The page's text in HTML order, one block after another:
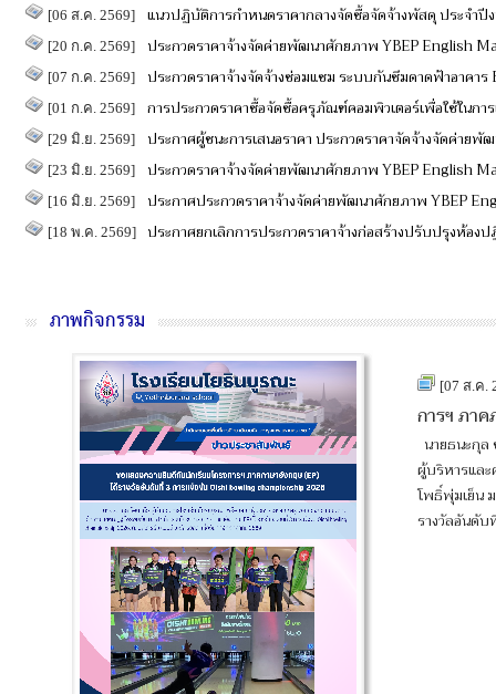
[06 ส.ค. 2569] แนวปฏิบัติการกำหนดราคากลางจัดซื้อจัดจ้างพัสดุ ประจำ
[20 ก.ค. 2569] ประกวดราคาจ้างจัดค่ายพัฒนาศักยภาพ YBEP English
[07 ก.ค. 2569] ประกวดราคาจ้างจัดจ้างซ่อมแซม ระบบกันซึมดาดฟ้าอาคาร
[01 ก.ค. 2569] การประกวดราคาซื้อจัดซื้อครุภัณฑ์คอมพิวเตอร์เพื่อใช้ในกา
[29 มิ.ย. 2569] ประกาศผู้ชนะการเสนอราคา ประกวดราคาจัดจ้างจัดค่าย
[23 มิ.ย. 2569] ประกวดราคาจ้างจัดค่ายพัฒนาศักยภาพ YBEP English
[16 มิ.ย. 2569] ประกาศประกวดราคาจ้างจัดค่ายพัฒนาศักยภาพ YBEP
[18 พ.ค. 2569] ประกาศยกเลิกการประกวดราคาจ้างก่อสร้างปรับปรุงห้อง
ภาพกิจกรรม
[07 ส.ค.
การฯ ภา
นายธนะกุล
ผู้บริหารแล
โพธิ์พุ่มเย็น
รางวัลอันดับ